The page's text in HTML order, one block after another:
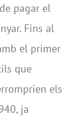
pagar el
Fins al
el primer
que
els
ja